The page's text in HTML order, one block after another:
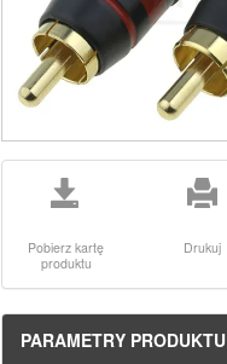
Pobierz kartę
produktu
Drukuj
PARAMETRY PRODUKTU